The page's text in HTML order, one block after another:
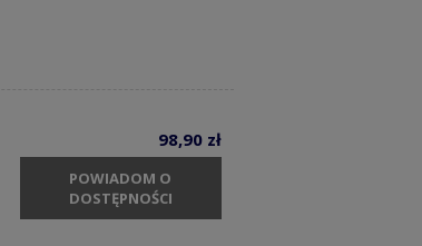
98,90 zł
POWIADOM O
DOSTĘPNOŚCI